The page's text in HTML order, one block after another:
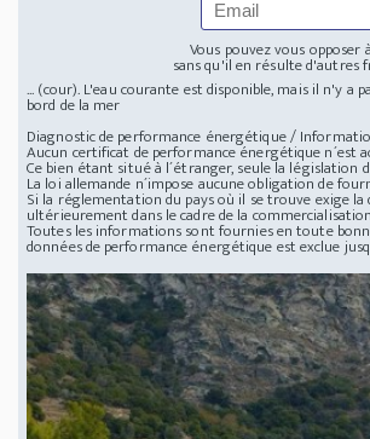
Vous pouvez vous
sans qu'il en résulte d'autres
... (cour). L'eau courante est disponible, mais il n'y a
bord de la mer
Diagnostic de performance énergétique /
Aucun certificat de performance énergétique n´est
Ce bien étant situé à l´étranger, seule la législation
La loi allemande n´impose aucune obligation de
Si la réglementation du pays où il se trouve exige
ultérieurement dans le cadre de la
Toutes les informations sont fournies en toute
données de performance énergétique est exclue